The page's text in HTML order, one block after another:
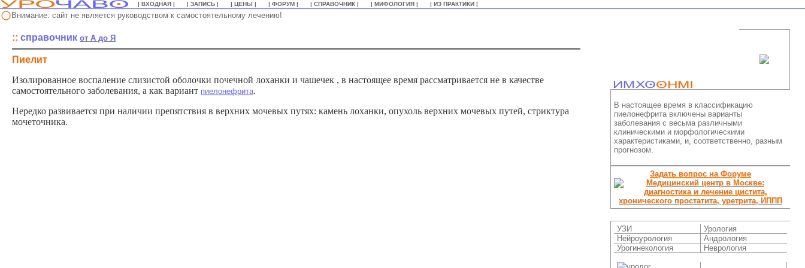
| ВХОДНАЯ | | ЗАПИСЬ | | ЦЕНЫ | | ФОРУМ | | СПРАВОЧНИК | | МИФОЛОГИЯ | | ИЗ ПРАКТИКИ |
Внимание: сайт не является руководством к самостоятельному лечению!
:: справочник от А до Я
Пиелит
Изолированное воспаление слизистой оболочки почечной лоханки и чашечек , в настоящее время рассматривается не в качестве
самостоятельного заболевания, а как вариант пиелонефрита.
Нередко развивается при наличии препятствия в верхних мочевых путях: камень лоханки, опухоль верхних мочевых путей, стриктура
мочеточника.
В настоящее время в классификацию
пиелонефрита включены варианты
заболевания с весьма различными
клиническими и морфологическими
характеристиками, и, соответственно, разным
прогнозом.
Задать вопрос на Форуме
УЗИ
Урология
Нейроурология
Андрология
Урогинекология
Неврология